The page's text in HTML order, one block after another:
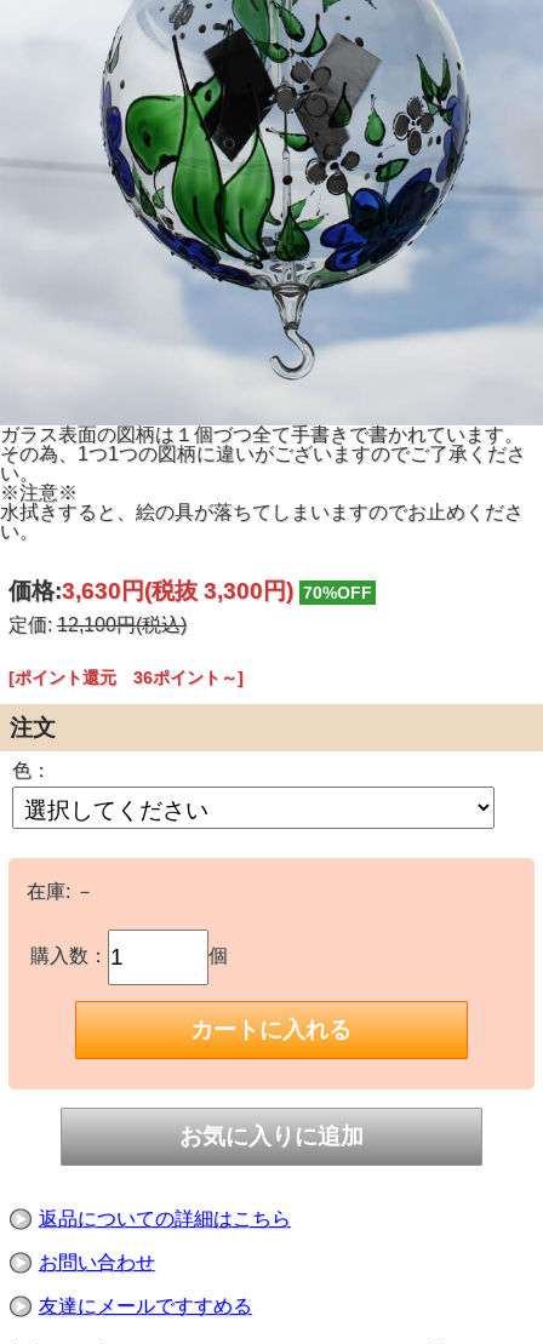
ガラス表面の図柄は１個づつ全て手書きで書かれています。
その為、1つ1つの図柄に違いがございますのでご了承くださ
い。
※注意※
水拭きすると、絵の具が落ちてしまいますのでお止めくださ
い。
価格:3,630円(税抜 3,300円) 70%OFF
定価:12,100円(税込)
[ポイント還元 36ポイント～]
注文
色：
在庫: －
購入数： 個
返品についての詳細はこちら
お問い合わせ
友達にメールですすめる